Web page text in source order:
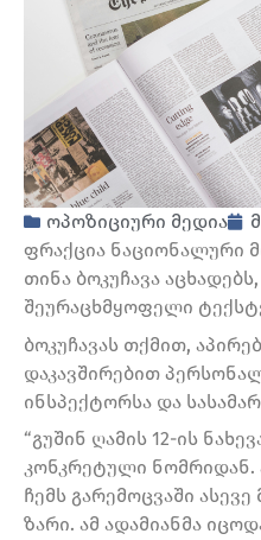
ოპოზიციური მედია
ფრაქცია ნაციონალური
თინა ბოკუჩავა
შეურაცხმყოფელი
ბოკუჩავას თქმით,
დაკავშირებით
ინსპექტორსა და
“გუშინ ღამის 12-ის
კონკრეტული ნომრიდან.
ჩემს გარემოცვაში
ზარი. ამ ადამიანმა